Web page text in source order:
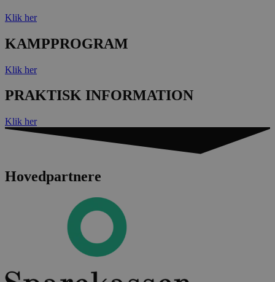
Klik her
KAMPPROGRAM
Klik her
PRAKTISK INFORMATION
Klik her
Hovedpartnere